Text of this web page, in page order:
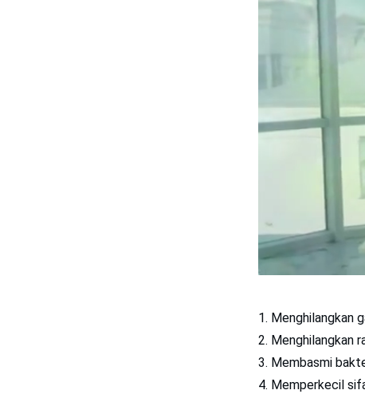
Menghilangkan
Menghilangkan
Membasmi
Memperkecil